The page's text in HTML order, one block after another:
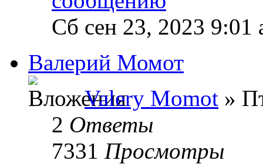
Сб сен 23, 2023 9:01
Валерий Момот
Valery Momot »
2 Ответы
7331 Просмотры